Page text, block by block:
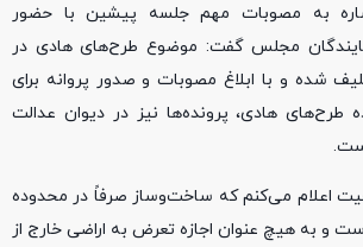
به مصوبات مهم جلسه پیشین با حضور
مجلس گفت: موضوع طرح‌های هادی در
شده و با ابلاغ مصوبات و صدور پروانه برای
هادی، پرونده‌ها نیز در دیوان عدالت
اعلام می‌کنم که ساخت‌وساز صرفاً در محدوده
و به هیچ عنوان اجازه تعرض به اراضی خارج از